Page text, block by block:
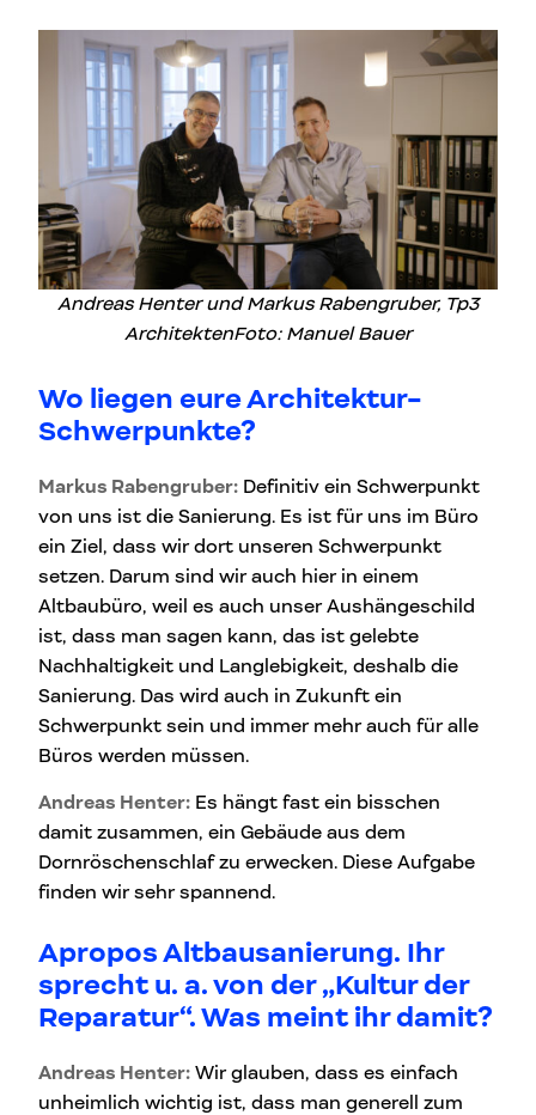
Andreas Henter und Markus Rabengruber, Tp3
ArchitektenFoto: Manuel Bauer
Wo liegen eure Architektur-
Schwerpunkte?
Markus Rabengruber: Definitiv ein Schwerpunkt
von uns ist die Sanierung. Es ist für uns im Büro
ein Ziel, dass wir dort unseren Schwerpunkt
setzen. Darum sind wir auch hier in einem
Altbaubüro, weil es auch unser Aushängeschild
ist, dass man sagen kann, das ist gelebte
Nachhaltigkeit und Langlebigkeit, deshalb die
Sanierung. Das wird auch in Zukunft ein
Schwerpunkt sein und immer mehr auch für alle
Büros werden müssen.
Andreas Henter: Es hängt fast ein bisschen
damit zusammen, ein Gebäude aus dem
Dornröschenschlaf zu erwecken. Diese Aufgabe
finden wir sehr spannend.
Apropos Altbausanierung. Ihr
sprecht u. a. von der „Kultur der
Reparatur“. Was meint ihr damit?
Andreas Henter: Wir glauben, dass es einfach
unheimlich wichtig ist, dass man generell zum